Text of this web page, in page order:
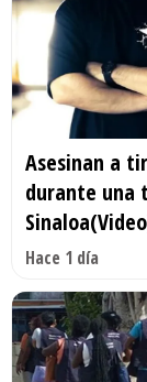
Asesinan a
durante una
Hace 1 día